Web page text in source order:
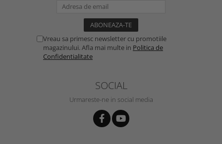
Vreau sa primesc newsletter cu promotiile
magazinului. Afla mai multe in Politica de
Confidentialitate
SOCIAL
Urmareste-ne in social media